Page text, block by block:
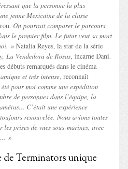
que la personne la plus
jeune Mexicaine de la classe
On pourrait comparer le parcours
le premier film. Le futur veut sa mort
» Natalia Reyes, la star de la série
La Vendedora de Rosas, incarne Dani.
débuts remarqués dans le cinéma
et très intense, reconnaît
pour moi comme une expédition
de personnes dans l’équipe, la
C’était une expérience
renouvelée. Nous avions toutes
les prises de vues sous-marines, avec
»
de Terminators unique